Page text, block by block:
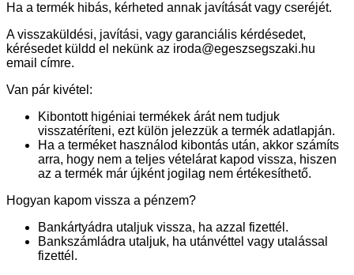
Ha a termék hibás, kérheted annak javítását vagy cseréjét.
A visszaküldési, javítási, vagy garanciális kérdésedet,
kérésedet küldd el nekünk az iroda@egeszsegszaki.hu
email címre.
Van pár kivétel:
Kibontott higéniai termékek árát nem tudjuk
visszatéríteni, ezt külön jelezzük a termék adatlapján.
Ha a terméket használod kibontás után, akkor számíts
arra, hogy nem a teljes vételárat kapod vissza, hiszen
az a termék már újként jogilag nem értékesíthető.
Hogyan kapom vissza a pénzem?
Bankártyádra utaljuk vissza, ha azzal fizettél.
Bankszámládra utaljuk, ha utánvéttel vagy utalással
fizettél.